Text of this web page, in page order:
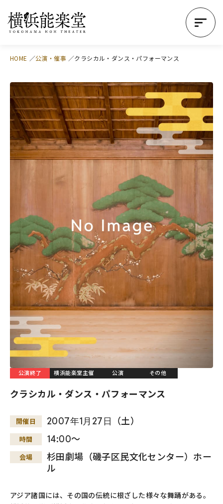
HOME 公演・催事 クラシカル・ダンス・パフォーマンス
公演終了 横浜能楽堂主催 公演 その他
クラシカル・ダンス・パフォーマンス
開催日 2007年1月 27日 （土）
時間 14:00～
会場
杉田劇場（磯子区民文化センター）ホー
ル
アジア諸国には、その国の伝統に根ざした様々な舞踊がある。